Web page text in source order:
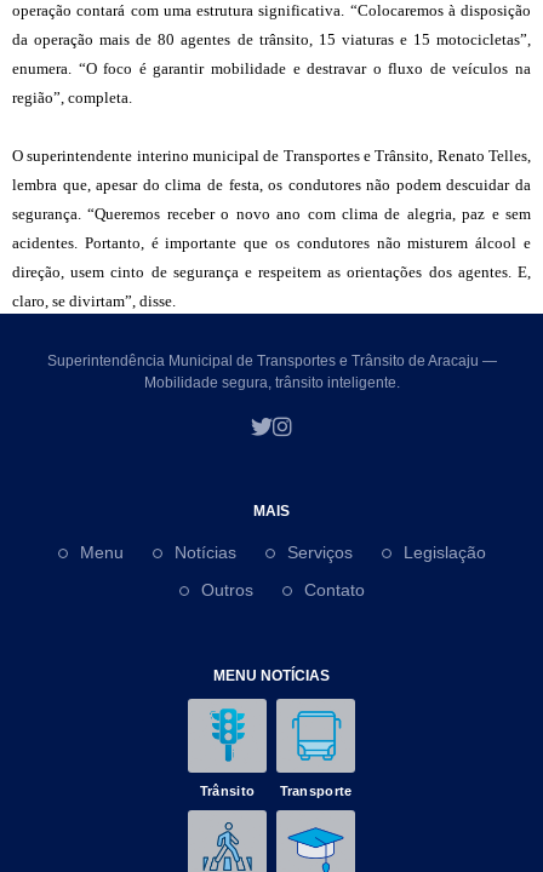
operação contará com uma estrutura significativa. “Colocaremos à disposição
da operação mais de 80 agentes de trânsito, 15 viaturas e 15 motocicletas”,
enumera. “O foco é garantir mobilidade e destravar o fluxo de veículos na
região”, completa.
O superintendente interino municipal de Transportes e Trânsito, Renato Telles,
lembra que, apesar do clima de festa, os condutores não podem descuidar da
segurança. “Queremos receber o novo ano com clima de alegria, paz e sem
acidentes. Portanto, é importante que os condutores não misturem álcool e
direção, usem cinto de segurança e respeitem as orientações dos agentes. E,
claro, se divirtam”, disse.
Superintendência Municipal de Transportes e Trânsito de Aracaju —
Mobilidade segura, trânsito inteligente.
MAIS
Menu Notícias Serviços
Legislação
Outros
Contato
MENU NOTÍCIAS
Trânsito Transporte